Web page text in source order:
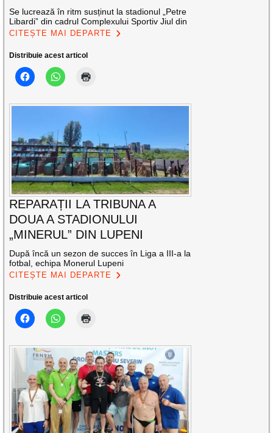
Se lucrează în ritm susținut la stadionul „Petre
Libardi” din cadrul Complexului Sportiv Jiul din
CITEȘTE MAI DEPARTE
Distribuie acest articol
REPARAȚII LA TRIBUNA A
DOUA A STADIONULUI
„MINERUL” DIN LUPENI
După încă un sezon de succes în Liga a III-a la
fotbal, echipa Monerul Lupeni
CITEȘTE MAI DEPARTE
Distribuie acest articol